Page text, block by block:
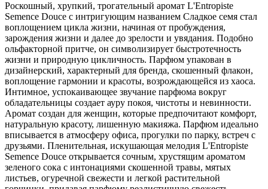
Роскошный, хрупкий, трогательный аромат L'Entropiste
Semence Douce с интригующим названием Сладкое семя стал
воплощением цикла жизни, начиная от пробуждения,
зарождения жизни и далее до зрелости и увядания. Подобно
ольфакторной притче, он символизирует быстротечность
жизни и природную цикличность. Парфюм упакован в
дизайнерский, характерный для бренда, скошенный флакон,
воплощение гармонии и красоты, возрождающейся из хаоса.
Интимное, успокаивающее звучание парфюма вокруг
обладательницы создает ауру покоя, чистоты и невинности.
Аромат создан для женщин, которые предпочитают комфорт,
натуральную красоту, лишенную макияжа. Парфюм идеально
вписывается в атмосферу офиса, прогулки по парку, встреч с
друзьями. Пленительная, искушающая мелодия L'Entropiste
Semence Douce открывается сочным, хрустящим ароматом
зеленого сока с интонациями скошенной травы, мятых
листьев, огуречной свежести и легкой растительной